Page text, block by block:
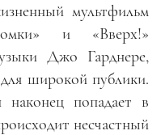
мультфильм
и «Вверх!»
Джо Гарднере,
широкой публики.
попадает в
несчастный